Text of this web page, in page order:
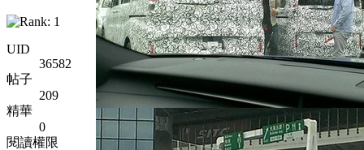
UID
36582
帖子
209
精華
0
閱讀權限